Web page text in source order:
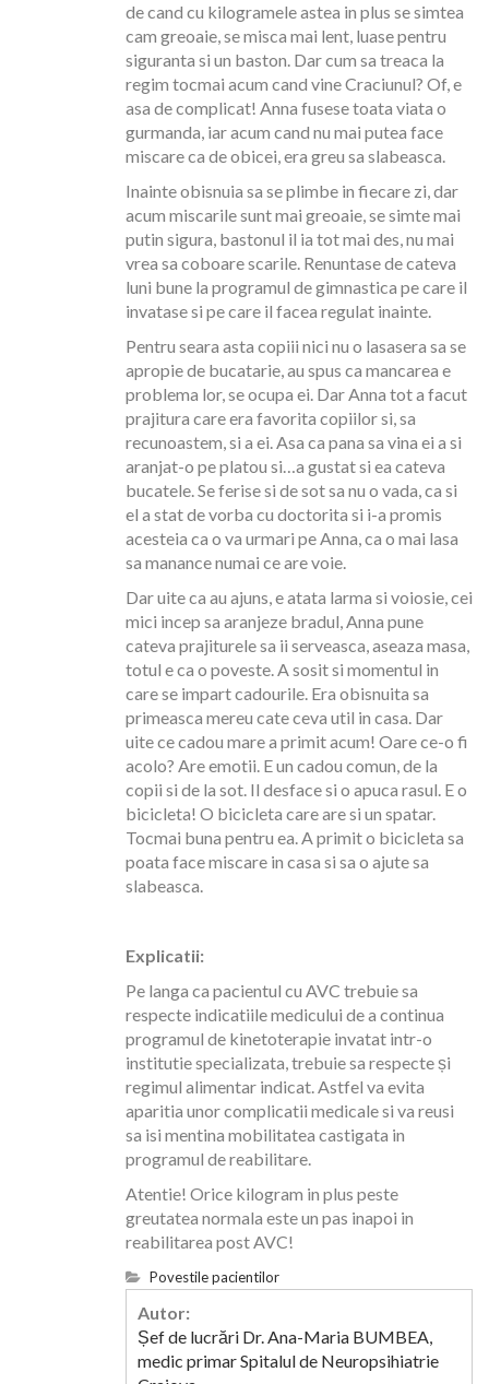
de cand cu kilogramele astea in plus se simtea
cam greoaie, se misca mai lent, luase pentru
siguranta si un baston. Dar cum sa treaca la
regim tocmai acum cand vine Craciunul? Of, e
asa de complicat! Anna fusese toata viata o
gurmanda, iar acum cand nu mai putea face
miscare ca de obicei, era greu sa slabeasca.
Inainte obisnuia sa se plimbe in fiecare zi, dar
acum miscarile sunt mai greoaie, se simte mai
putin sigura, bastonul il ia tot mai des, nu mai
vrea sa coboare scarile. Renuntase de cateva
luni bune la programul de gimnastica pe care il
invatase si pe care il facea regulat inainte.
Pentru seara asta copiii nici nu o lasasera sa se
apropie de bucatarie, au spus ca mancarea e
problema lor, se ocupa ei. Dar Anna tot a facut
prajitura care era favorita copiilor si, sa
recunoastem, si a ei. Asa ca pana sa vina ei a si
aranjat-o pe platou si…a gustat si ea cateva
bucatele. Se ferise si de sot sa nu o vada, ca si
el a stat de vorba cu doctorita si i-a promis
acesteia ca o va urmari pe Anna, ca o mai lasa
sa manance numai ce are voie.
Dar uite ca au ajuns, e atata larma si voiosie, cei
mici incep sa aranjeze bradul, Anna pune
cateva prajiturele sa ii serveasca, aseaza masa,
totul e ca o poveste. A sosit si momentul in
care se impart cadourile. Era obisnuita sa
primeasca mereu cate ceva util in casa. Dar
uite ce cadou mare a primit acum! Oare ce-o fi
acolo? Are emotii. E un cadou comun, de la
copii si de la sot. Il desface si o apuca rasul. E o
bicicleta! O bicicleta care are si un spatar.
Tocmai buna pentru ea. A primit o bicicleta sa
poata face miscare in casa si sa o ajute sa
slabeasca.
Explicatii:
Pe langa ca pacientul cu AVC trebuie sa
respecte indicatiile medicului de a continua
programul de kinetoterapie invatat intr-o
institutie specializata, trebuie sa respecte și
regimul alimentar indicat. Astfel va evita
aparitia unor complicatii medicale si va reusi
sa isi mentina mobilitatea castigata in
programul de reabilitare.
Atentie! Orice kilogram in plus peste
greutatea normala este un pas inapoi in
reabilitarea post AVC!
Povestile pacientilor
Autor:
Șef de lucrări Dr. Ana-Maria BUMBEA,
medic primar Spitalul de Neuropsihiatrie